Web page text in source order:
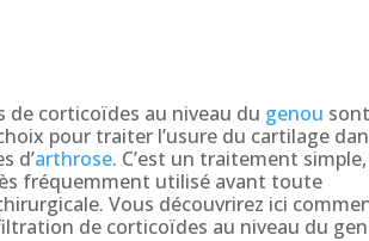
de corticoïdes au niveau du genou
pour traiter l’usure du cartilage
d’arthrose. C’est un traitement simple,
fréquemment utilisé avant toute
Vous découvrirez ici
de corticoïdes au niveau du